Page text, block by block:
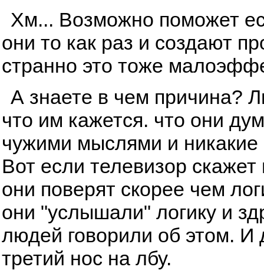
Хм... Возможно поможет
они то как раз и создают
странно это тоже
А знаете в чем причина?
что им кажется. что они
чужими мыслями и никакие
Вот если телевизор скажет
они поверят скорее чем
они "услышали" логику и
людей говорили об этом.
третий нос на лбу.